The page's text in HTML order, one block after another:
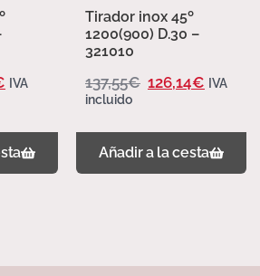
IVA
Tirador inox 45º
1200(900) D.30 –
321010
137,55€ 126,14€ IVA
incluido
Añadir a la cesta